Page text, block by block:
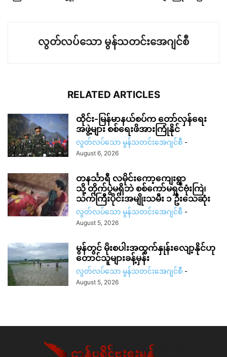
လွတ်လပ်သော မွန်သတင်းအေဂျင်စီ
RELATED ARTICLES
ထိုင်း-မြန်မာနယ်စပ်က တော်လှန်ရေး
အဖွဲ့များ စစ်ရေးဖိအားကြုံနိုင်
လွတ်လပ်သော မွန်သတင်းအေဂျင်စီ -
August 6, 2026
တနင်္သာရီ လမိုင်းကော့ကျေးရွာ
သို့ တိုက်ပွဲမရှိဘဲ စစ်ကော်မရှင်ဗုံးကြဲ၊
သက်ကြီးပိုင်းအမျိုးသမီး ၁ ဦးသေဆုံး
လွတ်လပ်သော မွန်သတင်းအေဂျင်စီ -
August 5, 2026
မွန်တွင် မိုးစပါးအထွက်နှုန်းလျော့နိုင်ဟု
တောင်သူများခန့်မှန်း
လွတ်လပ်သော မွန်သတင်းအေဂျင်စီ -
August 5, 2026